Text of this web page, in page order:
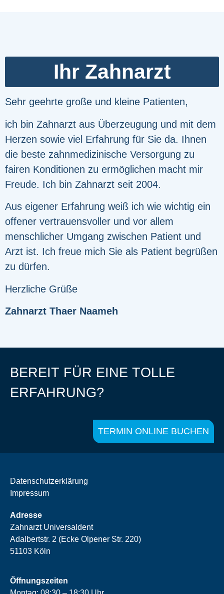
Ihr Zahnarzt
Sehr geehrte große und kleine Patienten,
ich bin Zahnarzt aus Überzeugung und mit dem
Herzen sowie viel Erfahrung für Sie da. Ihnen
die beste zahnmedizinische Versorgung zu
fairen Konditionen zu ermöglichen macht mir
Freude. Ich bin Zahnarzt seit 2004.
Aus eigener Erfahrung weiß ich wie wichtig ein
offener vertrauensvoller und vor allem
menschlicher Umgang zwischen Patient und
Arzt ist. Ich freue mich Sie als Patient begrüßen
zu dürfen.
Herzliche Grüße
Zahnarzt Thaer Naameh
BEREIT FÜR EINE TOLLE
ERFAHRUNG?
TERMIN ONLINE BUCHEN
Datenschutzerklärung
Impressum
Adresse
Zahnarzt Universaldent
Adalbertstr. 2 (Ecke Olpener Str. 220)
51103 Köln
Öffnungszeiten